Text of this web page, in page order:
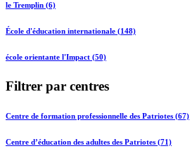
le Tremplin (6)
École d'éducation internationale (148)
école orientante l'Impact (50)
Filtrer par centres
Centre de formation professionnelle des Patriotes (67)
Centre d’éducation des adultes des Patriotes (71)